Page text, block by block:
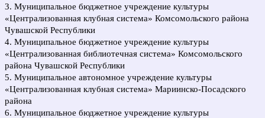
3. Муниципальное бюджетное учреждение культуры
«Централизованная клубная система» Комсомольского района
Чувашской Республики
4. Муниципальное бюджетное учреждение культуры
«Централизованная библиотечная система» Комсомольского
района Чувашской Республики
5. Муниципальное автономное учреждение культуры
«Централизованная клубная система» Мариинско-Посадского
района
6. Муниципальное бюджетное учреждение культуры